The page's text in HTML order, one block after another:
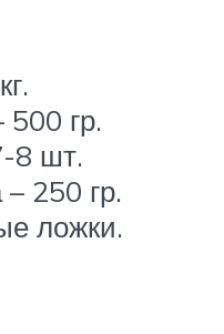
гр.
8 шт.
250 гр.
ложки.